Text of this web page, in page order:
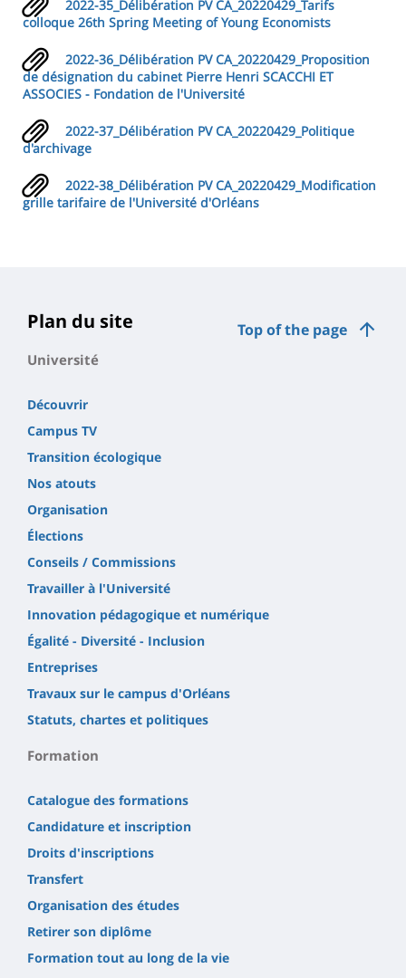
2022-35_Délibération PV CA_20220429_Tarifs
colloque 26th Spring Meeting of Young Economists
2022-36_Délibération PV CA_20220429_Proposition
de désignation du cabinet Pierre Henri SCACCHI ET
ASSOCIES - Fondation de l'Université
2022-37_Délibération PV CA_20220429_Politique
d'archivage
2022-38_Délibération PV CA_20220429_Modification
grille tarifaire de l'Université d'Orléans
Top of the page
Plan du site
Université
Découvrir
Campus TV
Transition écologique
Nos atouts
Organisation
Élections
Conseils / Commissions
Travailler à l'Université
Innovation pédagogique et numérique
Égalité - Diversité - Inclusion
Entreprises
Travaux sur le campus d'Orléans
Statuts, chartes et politiques
Formation
Catalogue des formations
Candidature et inscription
Droits d'inscriptions
Transfert
Organisation des études
Retirer son diplôme
Formation tout au long de la vie